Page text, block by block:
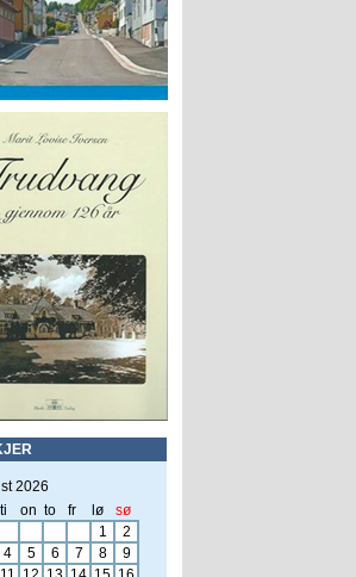
2026
ti on to fr lø
sø
1
2
4 5 6 7 8
9